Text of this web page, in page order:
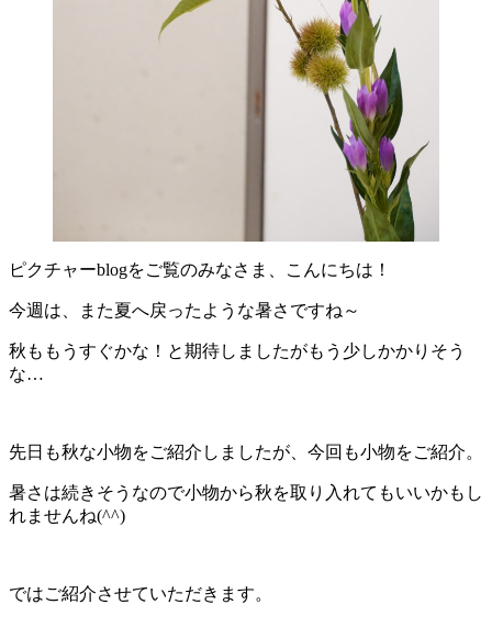
ピクチャーblogをご覧のみなさま、こんにちは！
今週は、また夏へ戻ったような暑さですね～
秋ももうすぐかな！と期待しましたがもう少しかかりそう
な…
先日も秋な小物をご紹介しましたが、今回も小物をご紹介。
暑さは続きそうなので小物から秋を取り入れてもいいかもし
れませんね(^^)
ではご紹介させていただきます。